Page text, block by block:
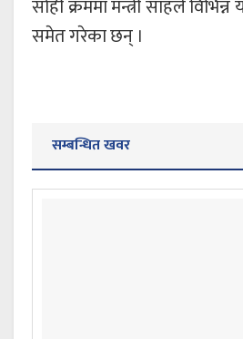
सोही क्रममा मन्त्री साहले
समेत गरेका छन् ।
सम्बन्धित खवर